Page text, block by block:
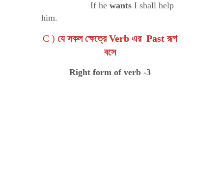
If he wants I shall help
him.
C ) যে সকল ক্ষেত্রে Verb এর Past রূপ
বসে
Right form of verb -3